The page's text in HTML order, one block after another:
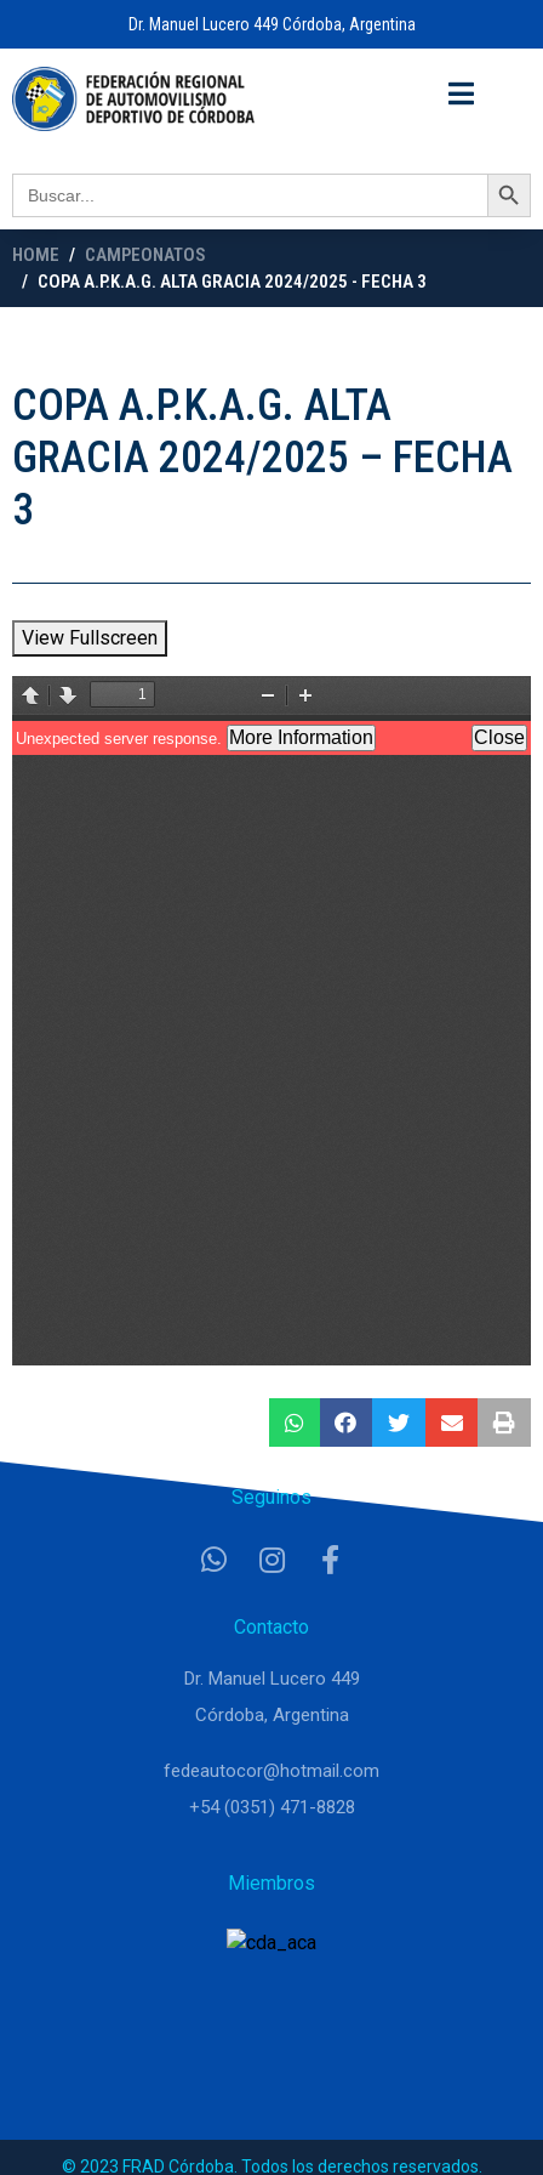
Dr. Manuel Lucero 449 Córdoba, Argentina
Search
for:
Search Button
HOME
CAMPEONATOS
COPA A.P.K.A.G. ALTA GRACIA 2024/2025 - FECHA 3
COPA A.P.K.A.G. ALTA
GRACIA 2024/2025 – FECHA
3
View Fullscreen
Seguinos
Contacto
Dr. Manuel Lucero 449
Córdoba, Argentina
fedeautocor@hotmail.com
+54 (0351) 471-8828
Miembros
© 2023 FRAD Córdoba. Todos los derechos reservados.